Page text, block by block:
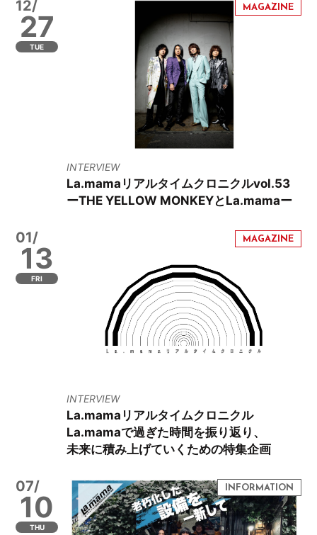
12/
27
TUE
INTERVIEW
La.mamaリアルタイムクロニクルvol.53
ーTHE YELLOW MONKEYとLa.mamaー
01/
13
FRI
INTERVIEW
La.mamaリアルタイムクロニクル
La.mamaで過ぎた時間を振り返り、
未来に積み上げていくための特集企画
07/
10
THU